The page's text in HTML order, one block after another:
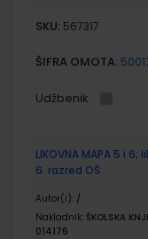
SKU: 567317
ŠIFRA OMOTA:
Udžbenik
LIKOVNA MAPA 5 i
6. razred OŠ
Autor(i): /
Nakladnik: ŠKOLSKA
014176